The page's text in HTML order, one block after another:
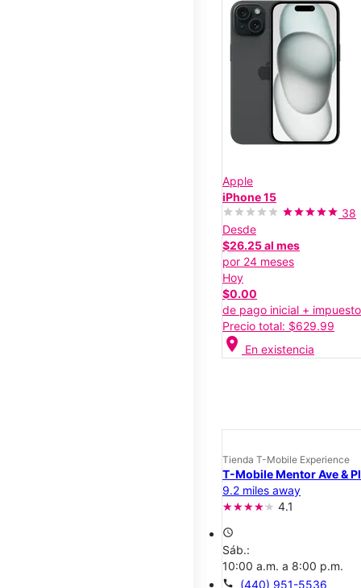
Apple
iPhone 15
38
Desde
$26.25 al mes
por 24 meses
Hoy
$0.00
de pago inicial +
Precio total: $629.99
location_on En existencia
Tienda T-Mobile Experience
T-Mobile Mentor Ave &
9.2 miles away
4.1
access_time
Sáb.:
10:00 a.m. a 8:00 p.m.
call (440) 951-5536